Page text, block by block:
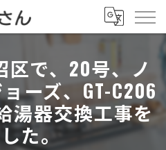
区で、20号、ノ
ーズ、GT-C206
湯器交換工事を
た。